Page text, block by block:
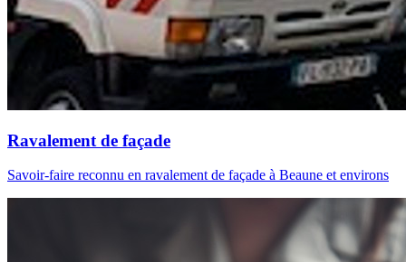
Ravalement de façade
Savoir-faire reconnu en ravalement de façade à Beaune et environs